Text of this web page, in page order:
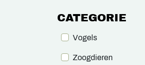
CATEGORIE
Vogels
Zoogdieren